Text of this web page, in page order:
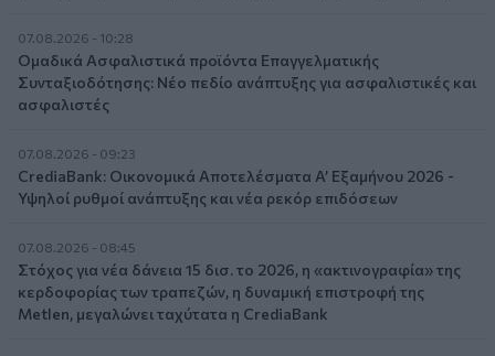
07.08.2026 - 10:28
Ομαδικά Ασφαλιστικά προϊόντα Επαγγελματικής
Συνταξιοδότησης: Νέο πεδίο ανάπτυξης για ασφαλιστικές και
ασφαλιστές
07.08.2026 - 09:23
CrediaBank: Οικονομικά Αποτελέσματα A’ Εξαμήνου 2026 -
Υψηλοί ρυθμοί ανάπτυξης και νέα ρεκόρ επιδόσεων
07.08.2026 - 08:45
Στόχος για νέα δάνεια 15 δισ. το 2026, η «ακτινογραφία» της
κερδοφορίας των τραπεζών, η δυναμική επιστροφή της
Metlen, μεγαλώνει ταχύτατα η CrediaBank